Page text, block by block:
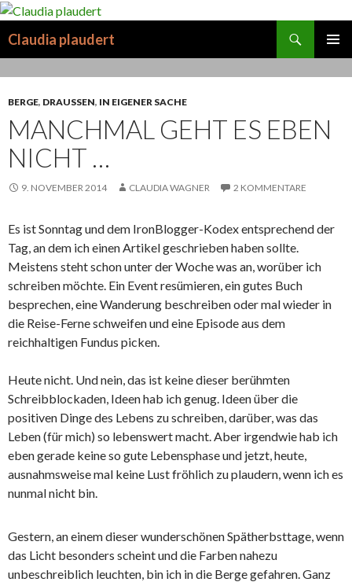
Claudia plaudert
MENÜ
BERGE, DRAUSSEN , IN EIGENER SACHE
MANCHMAL GEHT ES EBEN
NICHT …
9. NOVEMBER 2014 CLAUDIA WAGNER 2 KOMMENTARE
Es ist Sonntag und dem IronBlogger-Kodex entsprechend der
Tag, an dem ich einen Artikel geschrieben haben sollte.
Meistens steht schon unter der Woche was an, worüber ich
schreiben möchte. Ein Event resümieren, ein gutes Buch
besprechen, eine Wanderung beschreiben oder mal wieder in
die Reise-Ferne schweifen und eine Episode aus dem
reichhaltigen Fundus picken.
Heute nicht. Und nein, das ist keine dieser berühmten
Schreibblockaden, Ideen hab ich genug. Ideen über die
positiven Dinge des Lebens zu schreiben, darüber, was das
Leben (für mich) so lebenswert macht. Aber irgendwie hab ich
eben gerade keine so gute Lebensphase und jetzt, heute,
ausnahmsweise mal keine Lust fröhlich zu plaudern, wenn ich es
nunmal nicht bin.
Gestern, an einem dieser wunderschönen Spätherbsttage, wenn
das Licht besonders scheint und die Farben nahezu
unbeschreiblich leuchten, bin ich in die Berge gefahren. Ganz